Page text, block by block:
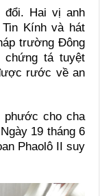
đổi. Hai vị anh
Kính và hát
trường Đông
chứng tá tuyệt
rước về an
phước cho cha
19 tháng 6
Phaolô II suy